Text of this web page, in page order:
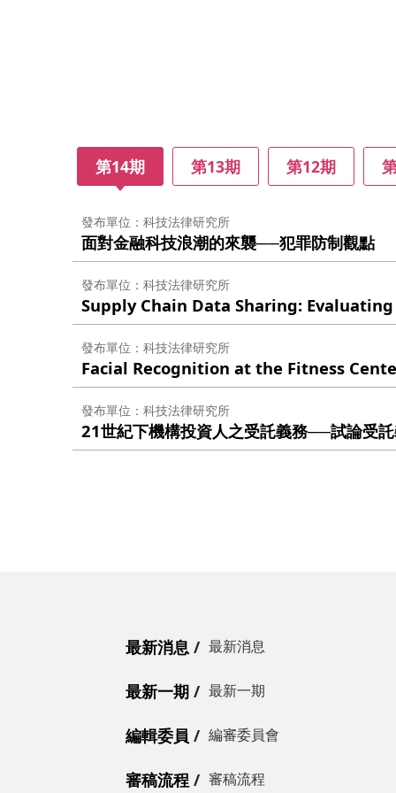
第14期 第13期 第12期
發布單位 科技法律研究所
面對金融科技浪潮的來襲──犯罪防制觀點
發布單位 科技法律研究所
Supply Chain Data Sharing:
發布單位 科技法律研究所
Facial Recognition at the Fitness
發布單位 科技法律研究所
21世紀下機構投資人之受託義務──試論受
最新消息 最新消息
最新一期 最新一期
編輯委員 編審委員會
審稿流程 審稿流程